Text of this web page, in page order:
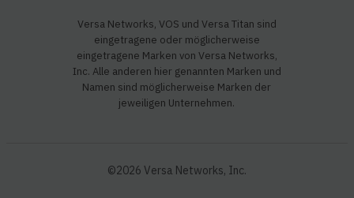
Versa Networks, VOS und Versa Titan sind
eingetragene oder möglicherweise
eingetragene Marken von Versa Networks,
Inc. Alle anderen hier genannten Marken und
Namen sind möglicherweise Marken der
jeweiligen Unternehmen.
©2026 Versa Networks, Inc.